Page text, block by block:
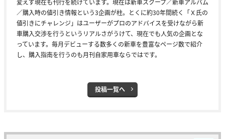
／購入時の値引き情報という3企画が柱。とくに約30年間続く「Ｘ氏の
値引きにチャレンジ」はユーザーがプロのアドバイスを受けながら新
車購入交渉を行うというリアルさがうけて、現在でも人気の企画とな
っています。毎月デビューする数多くの新車を豊富なページ数で紹介
し、購入指南を行うのも月刊自家用車ならではです。
投稿一覧へ